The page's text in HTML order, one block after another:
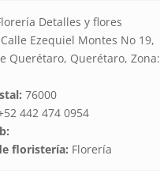
Detalles y flores
Calle Ezequiel Montes No 19,
Querétaro, Querétaro, Zona:
76000
442 474 0954
floristería: Florería